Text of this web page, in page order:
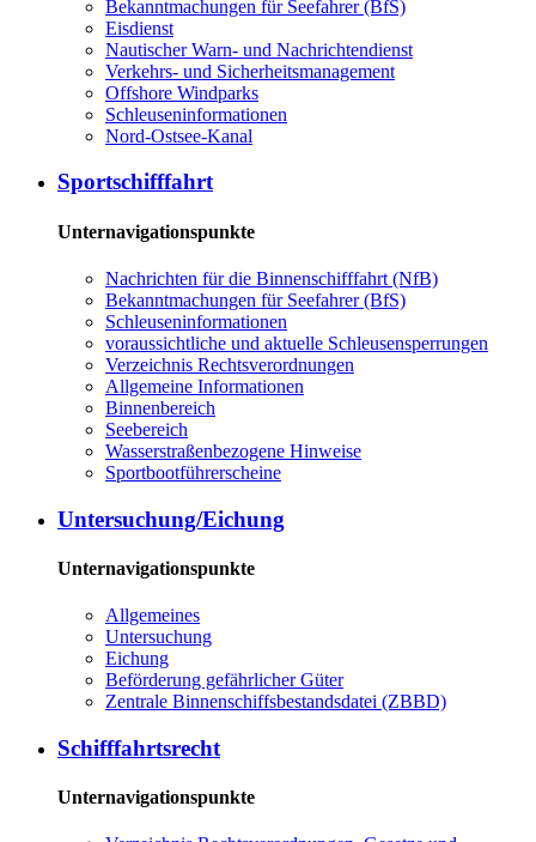
Bekanntmachungen für Seefahrer (BfS)
Eisdienst
Nautischer Warn- und Nachrichtendienst
Verkehrs- und Sicherheitsmanagement
Offshore Windparks
Schleuseninformationen
Nord-Ostsee-Kanal
Sportschifffahrt
Unternavigationspunkte
Nachrichten für die Binnenschifffahrt (NfB)
Bekanntmachungen für Seefahrer (BfS)
Schleuseninformationen
voraussichtliche und aktuelle Schleusensperrungen
Verzeichnis Rechtsverordnungen
Allgemeine Informationen
Binnenbereich
Seebereich
Wasserstraßenbezogene Hinweise
Sportbootführerscheine
Untersuchung/Eichung
Unternavigationspunkte
Allgemeines
Untersuchung
Eichung
Beförderung gefährlicher Güter
Zentrale Binnenschiffsbestandsdatei (ZBBD)
Schifffahrtsrecht
Unternavigationspunkte